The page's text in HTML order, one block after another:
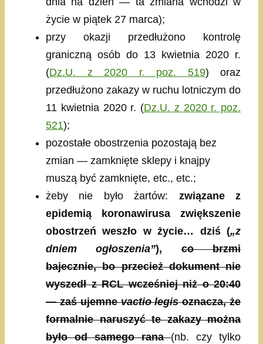
życie w piątek 27 marca);
przy okazji przedłużono kontrolę
graniczną osób do 13 kwietnia 2020 r.
(Dz.U. z 2020 r. poz. 519) oraz
przedłużono zakazy w ruchu lotniczym do
11 kwietnia 2020 r. (Dz.U. z 2020 r. poz.
521);
pozostałe obostrzenia pozostają bez
zmian — zamknięte sklepy i knajpy
muszą być zamknięte, etc., etc.;
żeby nie było żartów: związane z
epidemią koronawirusa zwiększenie
obostrzeń weszło w życie… dziś („z
dniem ogłoszenia”),co brzmi
bajecznie, bo przecież dokument nie
wyszedł z RCL wcześniej niż o 20:40
— zaś ujemnevactio legisoznacza, że
formalnie naruszyć te zakazy można
było od samego rana(nb. czy tylko